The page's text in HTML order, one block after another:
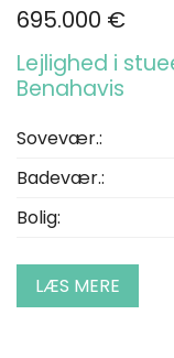
695.000 €
Lejlighed i
Benahavis
Sovevær.:
Badevær.:
Bolig:
LÆS MERE